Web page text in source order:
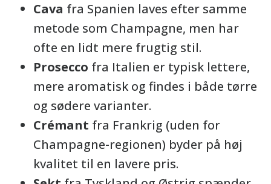
Cava fra Spanien laves efter samme
metode som Champagne, men har
ofte en lidt mere frugtig stil.
Prosecco fra Italien er typisk lettere,
mere aromatisk og findes i både tørre
og sødere varianter.
Crémant fra Frankrig (uden for
Champagne-regionen) byder på høj
kvalitet til en lavere pris.